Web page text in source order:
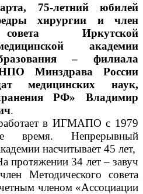
75-летний юбилей
хирургии и член
Иркутской
академии
– филиала
Минздрава России
медицинских наук,
РФ»
Владимир
.
в ИГМАПО с 1979
время. Непрерывный
насчитывает 45 лет,
протяжении 34 лет–завуч
Методического совета
членом «Ассоциации